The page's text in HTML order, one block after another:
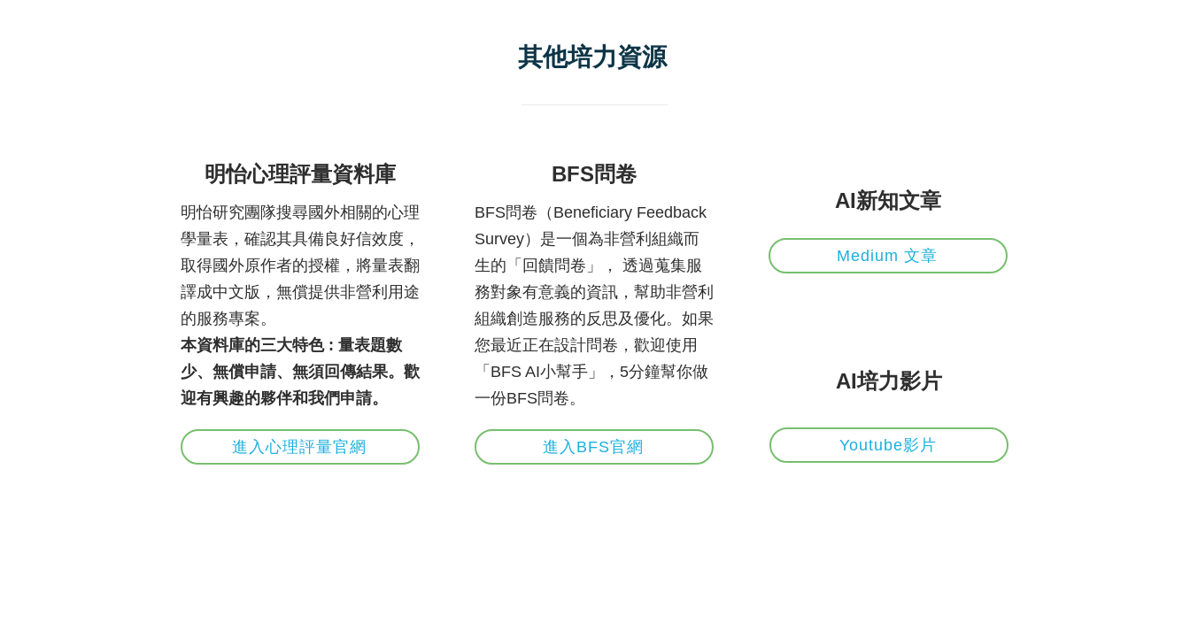
其他培力資源
明怡心理評量資料庫
明怡研究團隊搜尋國外相關的心理
學量表，確認其具備良好信效度，
取得國外原作者的授權，將量表翻
譯成中文版，無償提供非營利用途
的服務專案。
本資料庫的三大特色 : 量表題數
少、無償申請、無須回傳結果。歡
迎有興趣的夥伴和我們申請。
進入心理評量官網
BFS問卷
BFS問卷（Beneficiary Feedback
Survey）是一個為非營利組織而
生的「回饋問卷」， 透過蒐集服
務對象有意義的資訊，幫助非營利
組織創造服務的反思及優化。如果
您最近正在設計問卷，歡迎使用
「BFS AI小幫手」，5分鐘幫你做
一份BFS問卷。
進入BFS官網
AI新知文章
Medium 文章
AI培力影片
Youtube影片